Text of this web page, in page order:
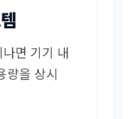
면 기기 내
량을 상시